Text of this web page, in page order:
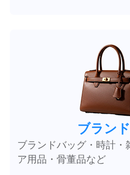
ブラン
ブランドバッグ・時計・
ア用品・骨董品など